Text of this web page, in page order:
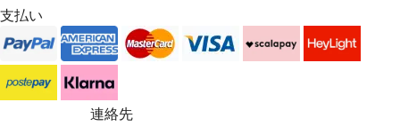
支払い
連絡先